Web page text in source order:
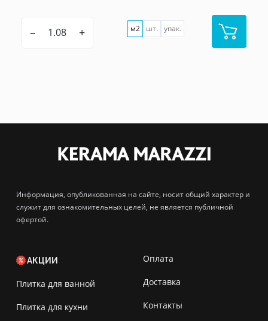
– + м2 шт. упак.
Информация, опубликованная на сайте, носит общий характер и
служит для ознакомительных целей, не является публичной
офертой.
АКЦИИ
Плитка для ванной
Плитка для кухни
Оплата
Доставка
Контакты